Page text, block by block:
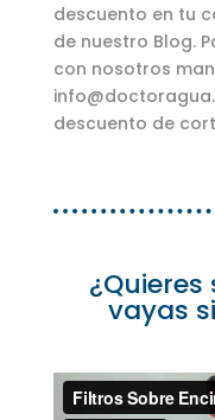
descuento en tu
de nuestro Blog.
con nosotros
descuento de
vayas